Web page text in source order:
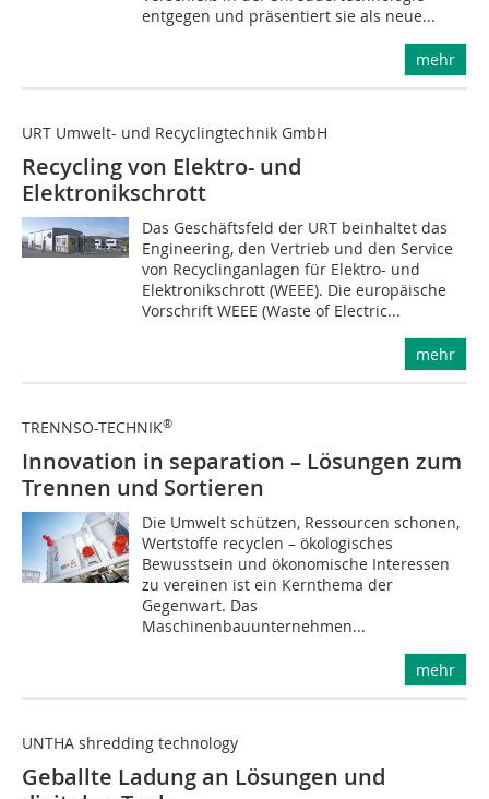
entgegen und präsentiert sie als neue...
mehr
URT Umwelt- und Recyclingtechnik GmbH
Recycling von Elektro- und
Elektronikschrott
Das Geschäftsfeld der URT beinhaltet das
Engineering, den Vertrieb und den Service
von Recyclinganlagen für Elektro- und
Elektronikschrott (WEEE). Die europäische
Vorschrift WEEE (Waste of Electric...
mehr
TRENNSO-TECHNIK®
Innovation in separation – Lösungen zum
Trennen und Sortieren
Die Umwelt schützen, Ressourcen schonen,
Wertstoffe recyclen – ökologisches
Bewusstsein und ökonomische Interessen
zu vereinen ist ein Kernthema der
Gegenwart. Das
Maschinenbauunternehmen...
mehr
UNTHA shredding technology
Geballte Ladung an Lösungen und